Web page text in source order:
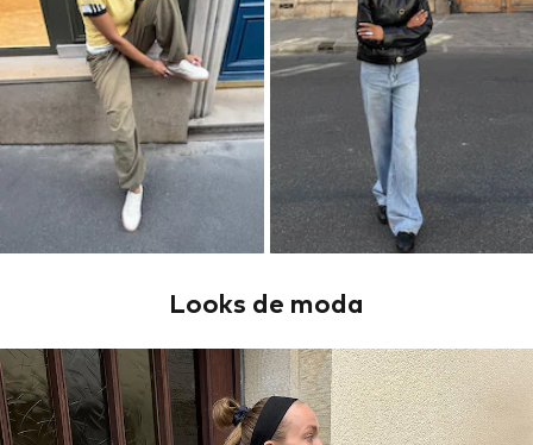
Looks de moda